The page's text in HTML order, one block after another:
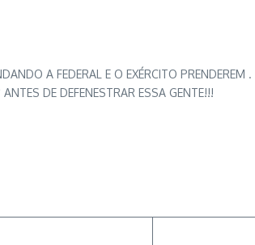
A FEDERAL E O EXÉRCITO PRENDEREM .
DE DEFENESTRAR ESSA GENTE!!!